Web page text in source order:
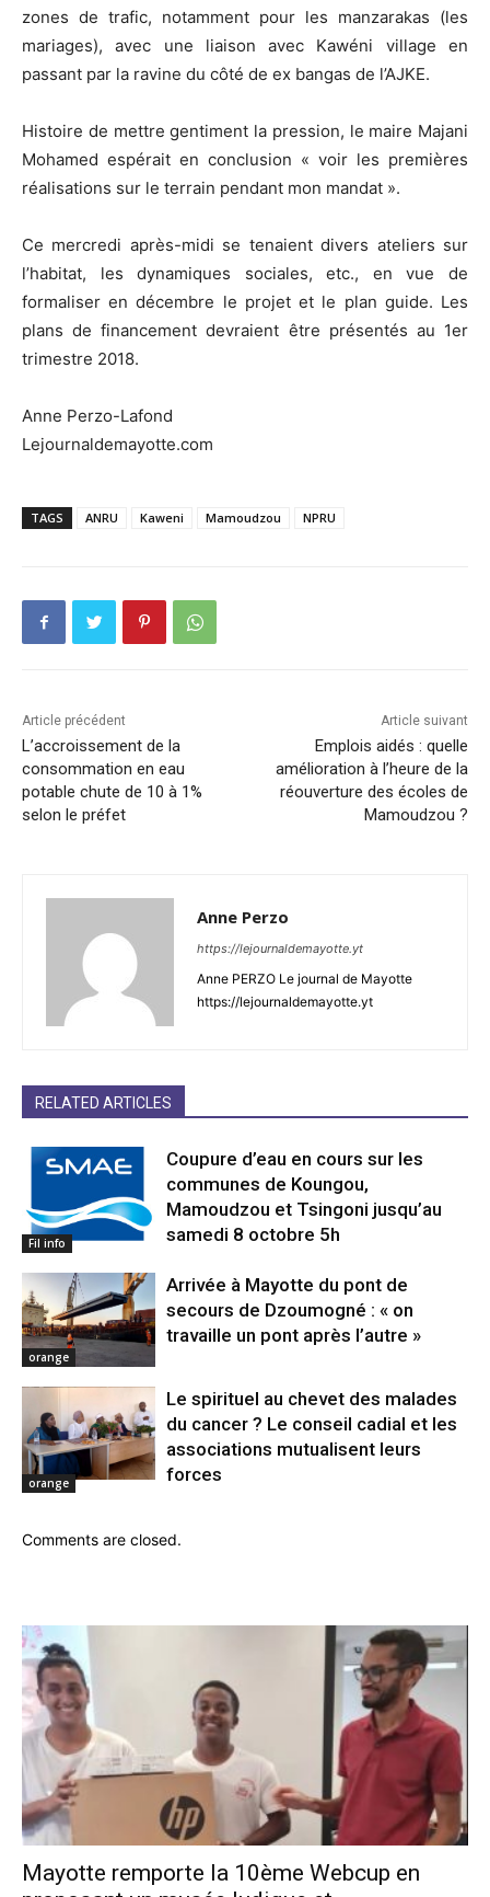
zones de trafic, notamment pour les manzarakas (les
mariages), avec une liaison avec Kawéni village en
passant par la ravine du côté de ex bangas de l’AJKE.
Histoire de mettre gentiment la pression, le maire Majani
Mohamed espérait en conclusion « voir les premières
réalisations sur le terrain pendant mon mandat ».
Ce mercredi après-midi se tenaient divers ateliers sur
l’habitat, les dynamiques sociales, etc., en vue de
formaliser en décembre le projet et le plan guide. Les
plans de financement devraient être présentés au 1er
trimestre 2018.
Anne Perzo-Lafond
Lejournaldemayotte.com
TAGS ANRU Kaweni Mamoudzou NPRU
Article précédent
L’accroissement de la
consommation en eau
potable chute de 10 à 1%
selon le préfet
Article suivant
Emplois aidés : quelle
amélioration à l’heure de la
réouverture des écoles de
Mamoudzou ?
Anne Perzo
https://lejournaldemayotte.yt
Anne PERZO Le journal de Mayotte
https://lejournaldemayotte.yt
RELATED ARTICLES
Fil info
Coupure d’eau en cours sur les
communes de Koungou,
Mamoudzou et Tsingoni jusqu’au
samedi 8 octobre 5h
orange
Arrivée à Mayotte du pont de
secours de Dzoumogné : « on
travaille un pont après l’autre »
orange
Le spirituel au chevet des malades
du cancer ? Le conseil cadial et les
associations mutualisent leurs
forces
Comments are closed.
Mayotte remporte la 10ème Webcup en